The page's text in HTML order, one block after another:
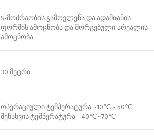
S-მოძრაობის გამოვლენა და ადამიანის
ფორმის ამოცნობა და მორგებული არეალის
ამოცნობა
30 მეტრი
ოპერაციული ტემპერატურა: -10℃~ 50℃
შენახვის ტემპერატურა: -40℃~70℃